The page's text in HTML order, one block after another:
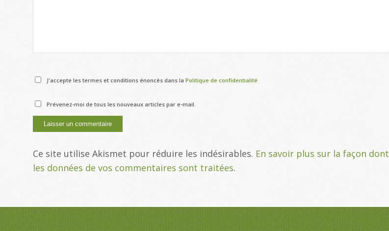
J'accepte les termes et conditions énoncés dans la Politique de confidentialité
Prévenez-moi de tous les nouveaux articles par e-mail.
Ce site utilise Akismet pour réduire les indésirables. En savoir plus sur la façon dont
les données de vos commentaires sont traitées.